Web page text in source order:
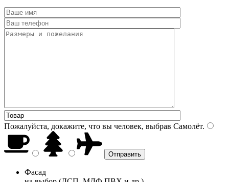
Пожалуйста, докажите, что вы человек, выбрав Самолёт.
Фасад